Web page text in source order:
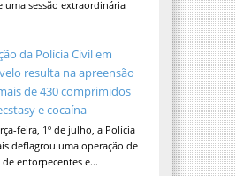
uma sessão extraordinária
da Polícia Civil em
resulta na apreensão
de 430 comprimidos
e cocaína
feira, 1º de julho, a Polícia
deflagrou uma operação de
entorpecentes e...